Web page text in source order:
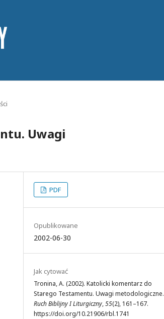
Uwagi
PDF
Opublikowane
2002-06-30
Jak cytować
Tronina, A. (2002). Katolicki komentarz do
Starego Testamentu. Uwagi metodologiczne.
Ruch Biblijny I Liturgiczny,55(2), 161–167.
https://doi.org/10.21906/rbl.1741